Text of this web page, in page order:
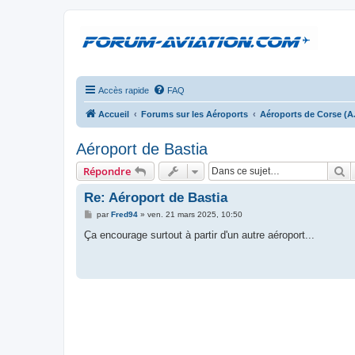
Accès rapide FAQ
Accueil Forums sur les Aéroports Aéroports de Corse
Aéroport de Bastia
Répondre
Re: Aéroport de Bastia
M
s
parFred94» ven. 21 mars 2025, 10:50
Ça encourage surtout à partir d'un autre aéroport...